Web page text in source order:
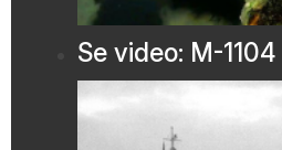
Se video: M-